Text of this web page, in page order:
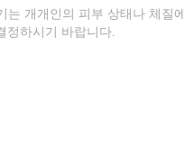
개개인의 피부 상태나 체질
정하시기 바랍니다.